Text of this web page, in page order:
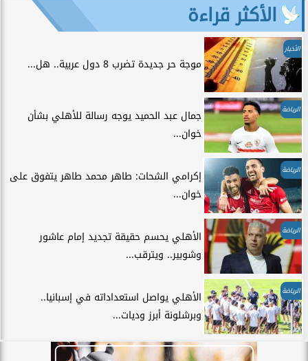
الأكثر قراءة
الأخبار
موجة حر جديدة تضرب 8 دول عربية.. هل...
الرياضة
جمال عبد الحميد يوجه رسالة للأهلي بشأن
خوان...
الرياضة
إكرامي الشحات: طاهر محمد طاهر يتفوق على
خوان...
الرياضة
الأهلي يحسم حقيقة تجديد إمام عاشور
وشوبير.. ويترقب...
الرياضة
الأهلي يواصل استعداداته في إسبانيا..
وبرشلونة أبرز وديات...